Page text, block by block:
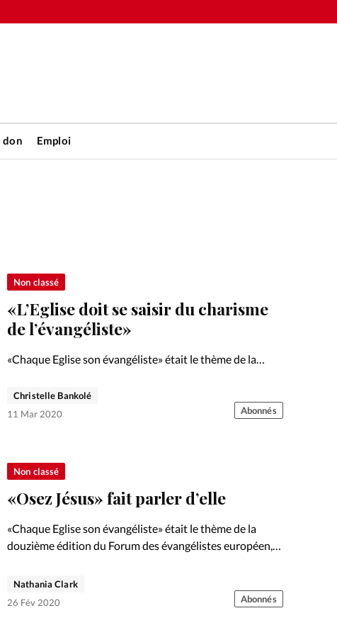
don Emploi
Foi
Opinions
La boutique
À propos
Emploi
Non classé
«L’Eglise doit se saisir du charisme
de l’évangéliste»
«Chaque Eglise son évangéliste» était le thème de la
organisée pour la cinquième fois en France du 6 au 8
mars derniers, près de Lyon. Une édition 2020…
Christelle Bankolé
11 Mar 2020
Abonnés
Non classé
«Osez Jésus» fait parler d’elle
«Chaque Eglise son évangéliste» était le thème de la
douzième édition du Forum des évangélistes européen,
mars derniers, près de Lyon. Une édition 2020…
Nathania Clark
26 Fév 2020
Abonnés